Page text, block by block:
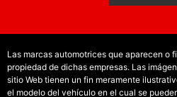
Las marcas automotrices que aparecen o
propiedad de dichas empresas. Las
sitio Web tienen un fin meramente
el modelo del vehículo en el cual se